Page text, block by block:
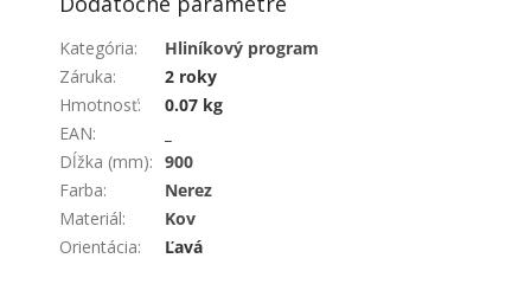
Kategória:
Hliníkový program
Záruka:
2 roky
Hmotnosť:
0.07 kg
EAN:
Dĺžka (mm): 900
Farba:
Nerez
Materiál:
Kov
Orientácia: Ľavá